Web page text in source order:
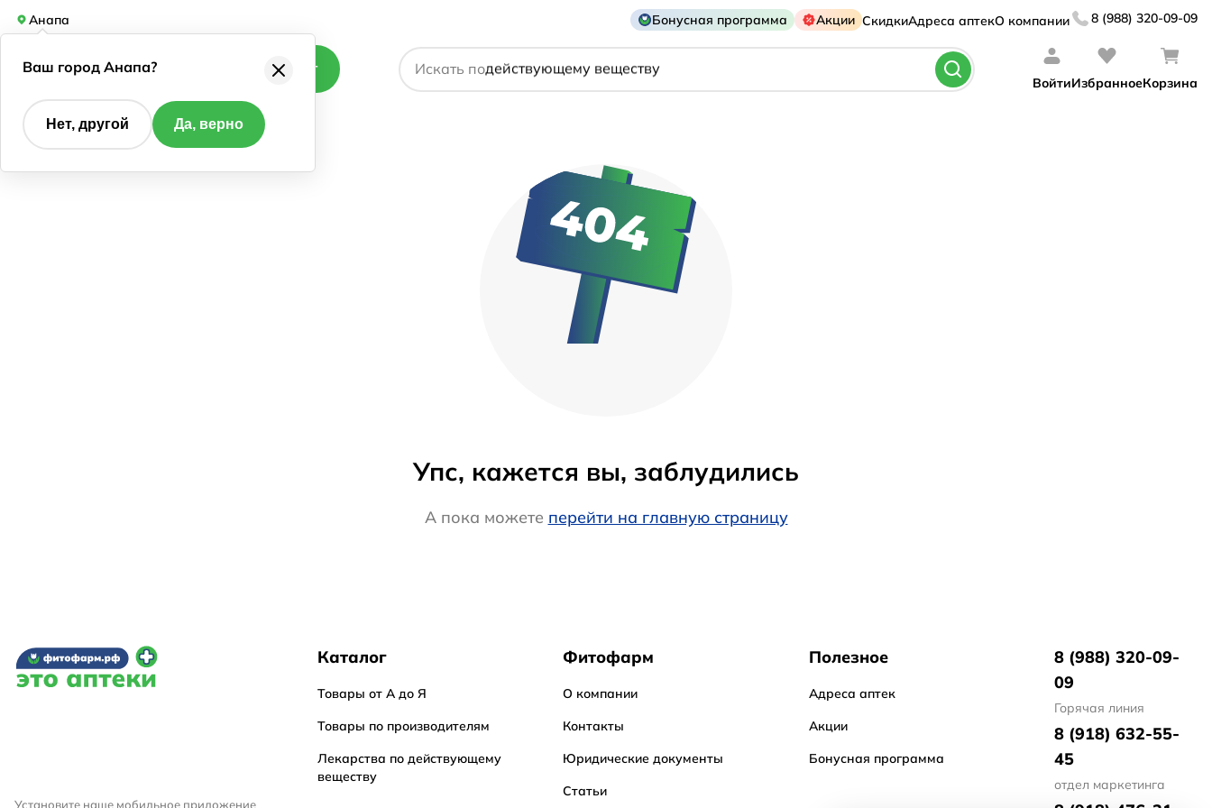
Анапа Бонусная программа Акции СкидкиАдреса аптекО компании 8 (988) 320-09-09
Каталог Искать по
названию препарата
действующему веществу
производителю
ВойтиИзбранноеКорзина
Упс, кажется вы, заблудились
А пока можете перейти на главную страницу
Установите наше мобильное приложение
Каталог
Товары от А до Я
Товары по производителям
Лекарства по действующему
веществу
Фитофарм
О компании
Контакты
Юридические документы
Статьи
Полезное
Адреса аптек
Акции
Бонусная программа
8 (988) 320-09-
09
Горячая линия
8 (918) 632-55-
45
отдел маркетинга
Ваш город Анапа?
Нет, другой Да, верно